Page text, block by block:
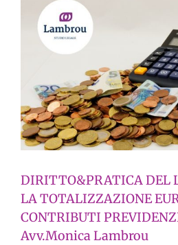
DIRITTO&PRATICA DEL
LA TOTALIZZAZIONE
CONTRIBUTI
Avv.Monica Lambrou